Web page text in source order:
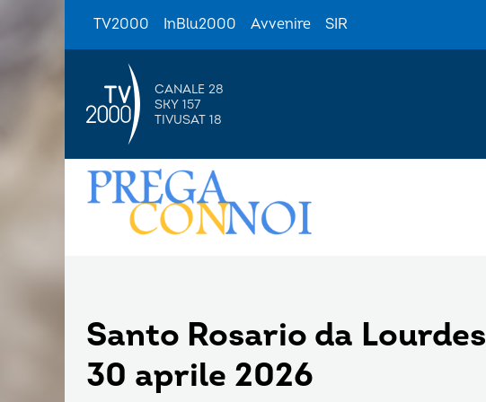
TV2000 InBlu2000 Avvenire SIR
CANALE 28
SKY 157
TIVUSAT 18
Santo Rosario da Lourdes
30 aprile 2026